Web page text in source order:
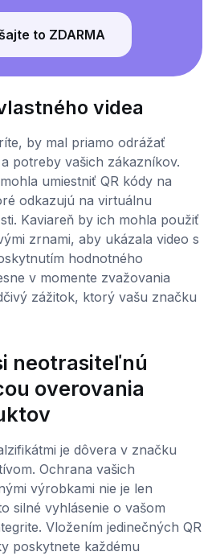
to ZDARMA
videa
by mal priamo odrážať
potreby vašich zákazníkov.
umiestniť QR kódy na
odkazujú na virtuálnu
Kaviareň by ich mohla použiť
zrnami, aby ukázala video s
hodnotného
v momente zvažovania
zážitok, ktorý vašu značku
neotrasiteľnú
overovania
je dôvera v značku
Ochrana vašich
výrobkami nie je len
silné vyhlásenie o vašom
Vložením jedinečných QR
poskytnete každému